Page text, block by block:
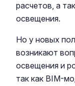
расчетов, а
освещения.
Но у новых
возникают
освещения и
так как BIM-